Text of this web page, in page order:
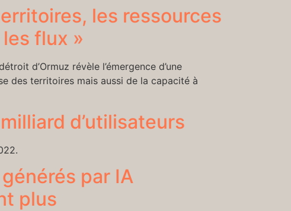
les ressources
flux »
d’Ormuz révèle l’émergence d’une
des territoires mais aussi de la capacité à
d’utilisateurs
par IA
plus